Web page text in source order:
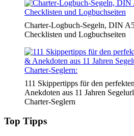
Charter-Logbuch-Segeln, DIN
Checklisten und Logbuchseiten
111 Skippertipps für den
Anekdoten aus 11 Jahren
Charter-Seglern
Top Tipps